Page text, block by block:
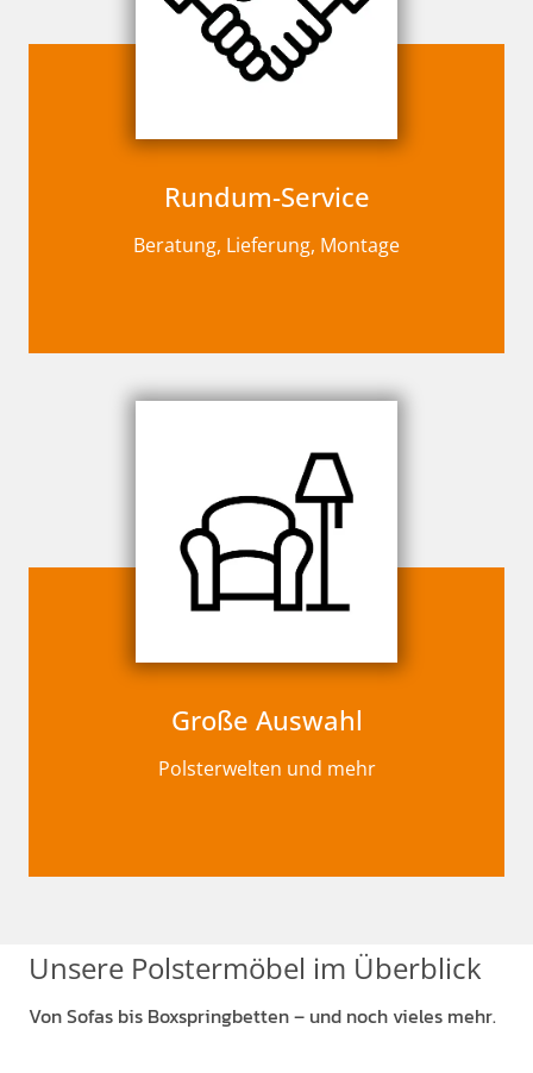
Rundum-Service
Beratung, Lieferung, Montage
Große Auswahl
Polsterwelten und mehr
Unsere Polstermöbel im Überblick
Von Sofas bis Boxspringbetten – und noch vieles mehr.